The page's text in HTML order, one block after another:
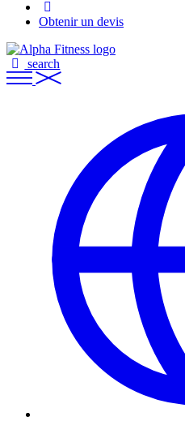
Obtenir un devis
search